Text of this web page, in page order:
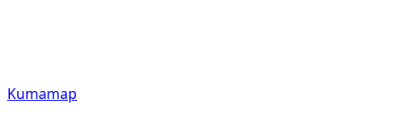
Kumamap